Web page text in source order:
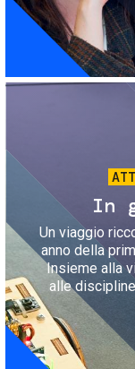
In
Un viaggio
anno della
Insieme alla
alle